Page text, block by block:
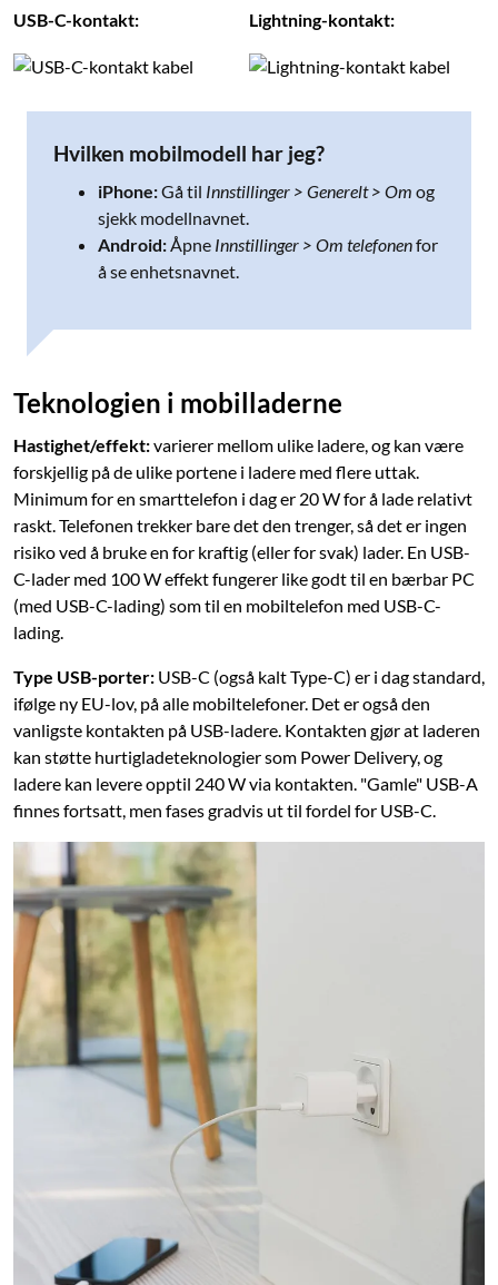
USB-C-kontakt: Lightning-kontakt:
Hvilken mobilmodell har jeg?
iPhone:Gå til Innstillinger > Generelt > Om og
sjekk modellnavnet.
Android:Åpne Innstillinger > Om telefonenfor
å se enhetsnavnet.
Teknologien i mobilladerne
Hastighet/effekt:varierer mellom ulike ladere, og kan være
forskjellig på de ulike portene i ladere med flere uttak.
Minimum for en smarttelefon i dag er 20 W for å lade relativt
raskt. Telefonen trekker bare det den trenger, så det er ingen
risiko ved å bruke en for kraftig (eller for svak) lader. En USB-
C-lader med 100 W effekt fungerer like godt til en bærbar PC
(med USB-C-lading) som til en mobiltelefon med USB-C-
lading.
Type USB-porter: USB-C (også kalt Type-C) er i dag standard,
ifølge ny EU-lov, på alle mobiltelefoner. Det er også den
vanligste kontakten på USB-ladere. Kontakten gjør at laderen
kan støtte hurtigladeteknologier som Power Delivery, og
ladere kan levere opptil 240 W via kontakten. "Gamle" USB-A
finnes fortsatt, men fases gradvis ut til fordel for USB-C.